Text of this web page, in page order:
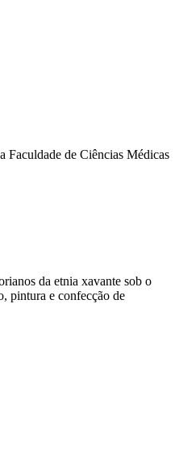
Faculdade de Ciências Médicas
da etnia xavante sob o
pintura e confecção de